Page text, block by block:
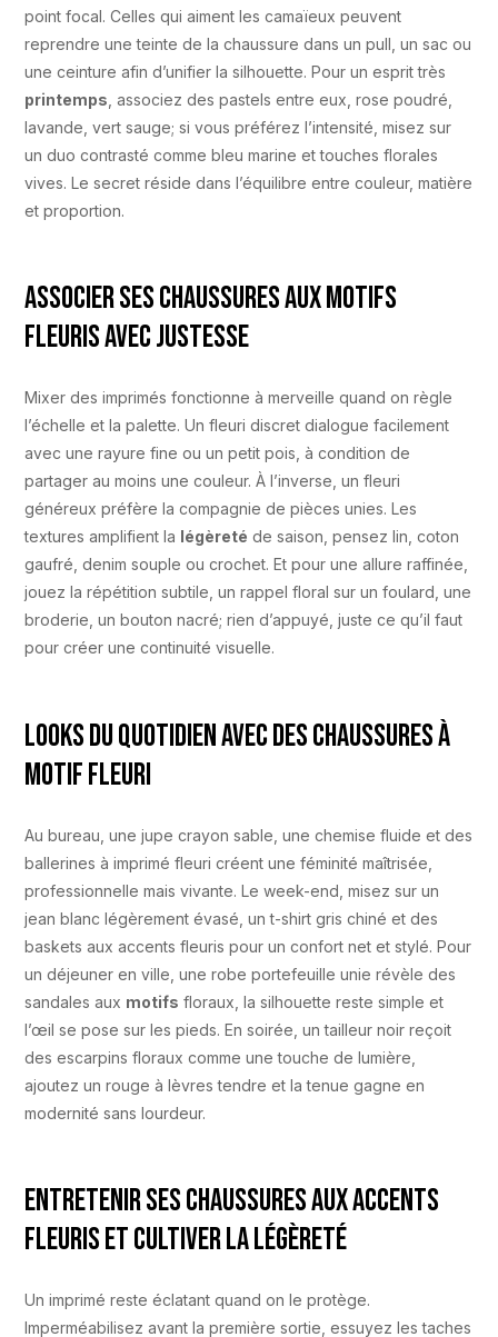
point focal. Celles qui aiment les camaïeux peuvent
reprendre une teinte de la chaussure dans un pull, un sac ou
une ceinture afin d’unifier la silhouette. Pour un esprit très
printemps , associez des pastels entre eux, rose poudré,
lavande, vert sauge; si vous préférez l’intensité, misez sur
un duo contrasté comme bleu marine et touches florales
vives. Le secret réside dans l’équilibre entre couleur, matière
et proportion.
Associer ses chaussures aux motifs
fleuris avec justesse
Mixer des imprimés fonctionne à merveille quand on règle
l’échelle et la palette. Un fleuri discret dialogue facilement
avec une rayure fine ou un petit pois, à condition de
partager au moins une couleur. À l’inverse, un fleuri
généreux préfère la compagnie de pièces unies. Les
textures amplifient la légèreté de saison, pensez lin, coton
gaufré, denim souple ou crochet. Et pour une allure raffinée,
jouez la répétition subtile, un rappel floral sur un foulard, une
broderie, un bouton nacré; rien d’appuyé, juste ce qu’il faut
pour créer une continuité visuelle.
Looks du quotidien avec des chaussures à
motif fleuri
Au bureau, une jupe crayon sable, une chemise fluide et des
ballerines à imprimé fleuri créent une féminité maîtrisée,
professionnelle mais vivante. Le week-end, misez sur un
jean blanc légèrement évasé, un t-shirt gris chiné et des
baskets aux accents fleuris pour un confort net et stylé. Pour
un déjeuner en ville, une robe portefeuille unie révèle des
sandales aux motifs floraux, la silhouette reste simple et
l’œil se pose sur les pieds. En soirée, un tailleur noir reçoit
des escarpins floraux comme une touche de lumière,
ajoutez un rouge à lèvres tendre et la tenue gagne en
modernité sans lourdeur.
Entretenir ses chaussures aux accents
fleuris et cultiver la légèreté
Un imprimé reste éclatant quand on le protège.
Imperméabilisez avant la première sortie, essuyez les taches